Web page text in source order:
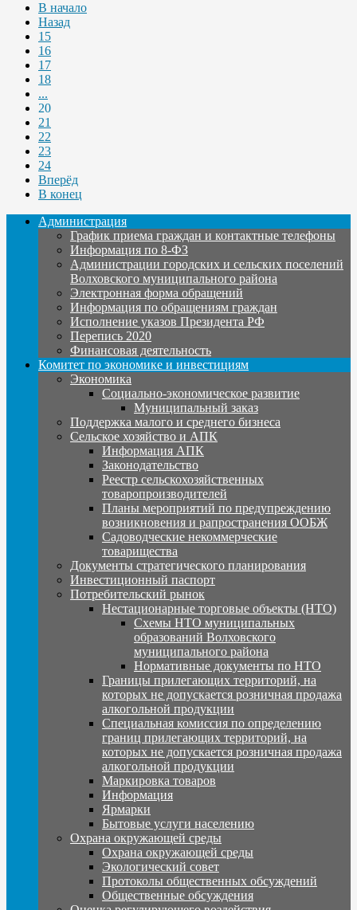
В начало
Назад
15
16
17
18
...
20
21
22
23
24
Вперёд
В конец
Администрация
График приема граждан и контактные телефоны
Информация по 8-ФЗ
Администрации городских и сельских поселений
Волховского муниципального района
Электронная форма обращений
Информация по обращениям граждан
Исполнение указов Президента РФ
Перепись 2020
Финансовая деятельность
Комитет по экономике и инвестициям
Экономика
Социально-экономическое развитие
Муниципальный заказ
Поддержка малого и среднего бизнеса
Сельское хозяйство и АПК
Информация АПК
Законодательство
Реестр сельскохозяйственных
товаропроизводителей
Планы мероприятий по предупреждению
возникновения и рапространения ООБЖ
Садоводческие некоммерческие
товарищества
Документы стратегического планирования
Инвестиционный паспорт
Потребительский рынок
Нестационарные торговые объекты (НТО)
Схемы НТО муниципальных
образований Волховского
муниципального района
Нормативные документы по НТО
Границы прилегающих территорий, на
которых не допускается розничная продажа
алкогольной продукции
Специальная комиссия по определению
границ прилегающих территорий, на
которых не допускается розничная продажа
алкогольной продукции
Маркировка товаров
Информация
Ярмарки
Бытовые услуги населению
Охрана окружающей среды
Охрана окружающей среды
Экологический совет
Протоколы общественных обсуждений
Общественные обсуждения